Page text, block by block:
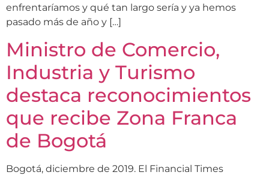
enfrentaríamos y qué tan largo sería y ya hemos
pasado más de año y […]
Ministro de Comercio,
Industria y Turismo
destaca reconocimientos
que recibe Zona Franca
de Bogotá
Bogotá, diciembre de 2019. El Financial Times